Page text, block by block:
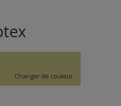
Changer de couleur